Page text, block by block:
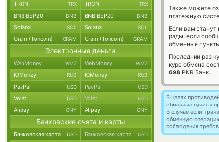
Также можете
платежную
Если вам
рады, если
обменные
Последний раз
курс обмена
698 PKR Банк.
В целях
обменные пункты
В случае если
обменную
соблюдения
TRON TRX TRON TRX
BNB BEP20 BNB BNB BEP20 BNB
Solana SOL Solana SOL
Gram (Toncoin) GRAM Gram (Toncoin) GRAM
Электронные деньги
WebMoney WMZ WebMoney WMZ
ЮMoney RUB ЮMoney RUB
PayPal USD PayPal USD
Volet USD Volet USD
Alipay CNY Alipay CNY
Банковские счета и карты
Банковская карта USD Банковская карта USD